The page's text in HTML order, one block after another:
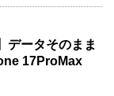
データそのまま
17ProMax